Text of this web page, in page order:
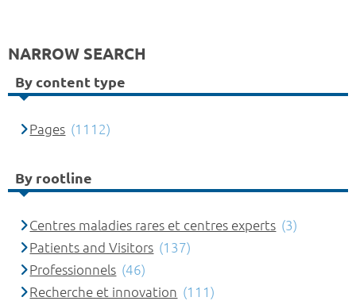
NARROW SEARCH
By content type
Pages (1112)
By rootline
Centres maladies rares et centres experts (3)
Patients and Visitors (137)
Professionnels (46)
Recherche et innovation (111)